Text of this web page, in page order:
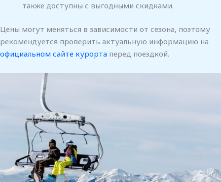
также доступны с выгодными скидками.
Цены могут меняться в зависимости от сезона, поэтому
рекомендуется проверить актуальную информацию на
официальном сайте курорта перед поездкой.